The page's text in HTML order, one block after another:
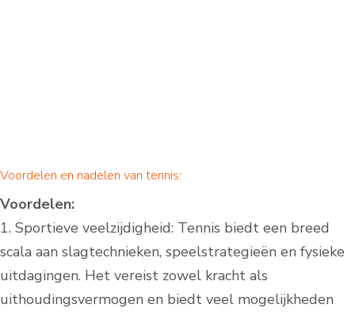
Voordelen en nadelen van tennis:
Voordelen:
1. Sportieve veelzijdigheid: Tennis biedt een breed
scala aan slagtechnieken, speelstrategieën en fysieke
uitdagingen. Het vereist zowel kracht als
uithoudingsvermogen en biedt veel mogelijkheden